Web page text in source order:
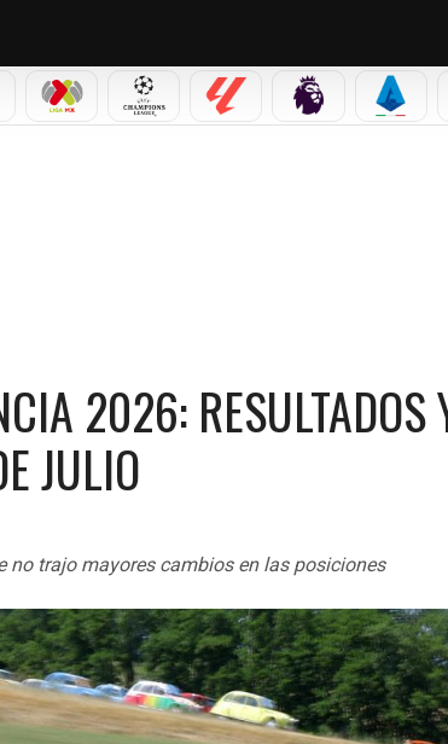
MEXICANA
LIGA MX CHAMPIONS LEAGUE
LALIGA PREMIER LEAGUE
SERIE A
2026: RESULTADOS
JULIO
no trajo mayores cambios en las posiciones